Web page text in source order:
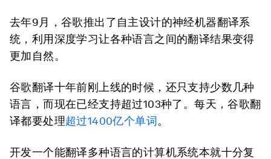
去年9月，谷歌推出了自主设计的神经机器翻译系
统，利用深度学习让各种语言之间的翻译结果变得
更加自然。
谷歌翻译十年前刚上线的时候，还只支持少数几种
语言，而现在已经支持超过103种了。每天，谷歌翻
译都要处理超过1400亿个单词 。
开发一个能翻译多种语言的计算机系统本就十分复